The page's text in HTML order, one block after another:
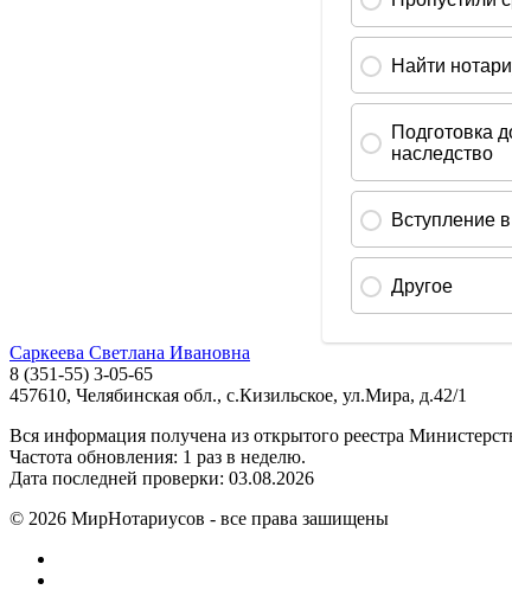
Саркеева Светлана Ивановна
8 (351-55) 3-05-65
457610, Челябинская обл., с.Кизильское, ул.Мира, д.42/1
Вся информация получена из открытого реестра
Частота обновления: 1 раз в неделю.
Дата последней проверки: 03.08.2026
© 2026 МирНотариусов - все права зашищены